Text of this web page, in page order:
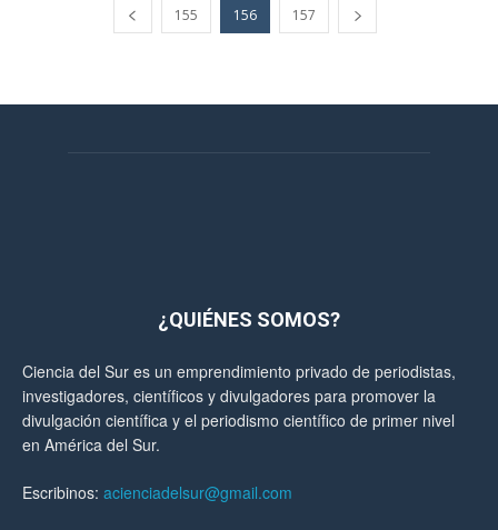
155 156 157
¿QUIÉNES SOMOS?
Ciencia del Sur es un emprendimiento privado de periodistas,
investigadores, científicos y divulgadores para promover la
divulgación científica y el periodismo científico de primer nivel
en América del Sur.
Escribinos: acienciadelsur@gmail.com